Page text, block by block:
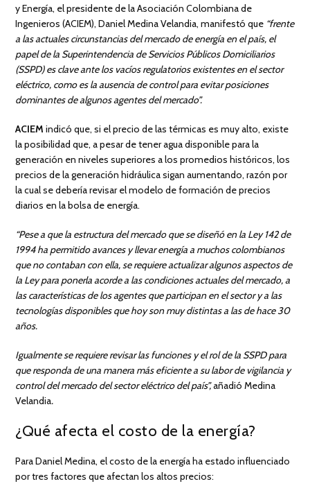
y Energía, el presidente de la Asociación Colombiana de
Ingenieros (ACIEM), Daniel Medina Velandia, manifestó que “frente
a las actuales circunstancias del mercado de energía en el país, el
papel de la Superintendencia de Servicios Públicos Domiciliarios
(SSPD) es clave ante los vacíos regulatorios existentes en el sector
eléctrico, como es la ausencia de control para evitar posiciones
dominantes de algunos agentes del mercado”.
ACIEMindicó que, si el precio de las térmicas es muy alto, existe
la posibilidad que, a pesar de tener agua disponible para la
generación en niveles superiores a los promedios históricos, los
precios de la generación hidráulica sigan aumentando, razón por
la cual se debería revisar el modelo de formación de precios
diarios en la bolsa de energía.
“Pese a que la estructura del mercado que se diseñó en la Ley 142 de
1994 ha permitido avances y llevar energía a muchos colombianos
que no contaban con ella, se requiere actualizar algunos aspectos de
la Ley para ponerla acorde a las condiciones actuales del mercado, a
las características de los agentes que participan en el sector y a las
tecnologías disponibles que hoy son muy distintas a las de hace 30
años.
Igualmente se requiere revisar las funciones y el rol de la SSPD para
que responda de una manera más eficiente a su labor de vigilancia y
control del mercado del sector eléctrico del país”,añadió Medina
Velandia.
¿Qué afecta el costo de la energía?
Para Daniel Medina, el costo de la energía ha estado influenciado
por tres factores que afectan los altos precios: